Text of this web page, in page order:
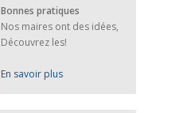
Bonnes pratiques
Nos maires ont des idées,
Découvrez les!
En savoir plus